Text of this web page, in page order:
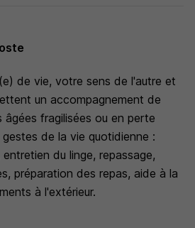
de vie, votre sens de l'autre et
un accompagnement de
âgées fragilisées ou en perte
de la vie quotidienne :
du linge, repassage,
préparation des repas, aide à la
à l'extérieur.